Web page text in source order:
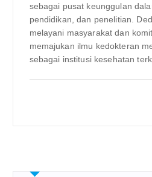
sebagai pusat keunggulan
pendidikan, dan penelitian.
melayani masyarakat dan
memajukan ilmu kedokteran
sebagai institusi kesehatan